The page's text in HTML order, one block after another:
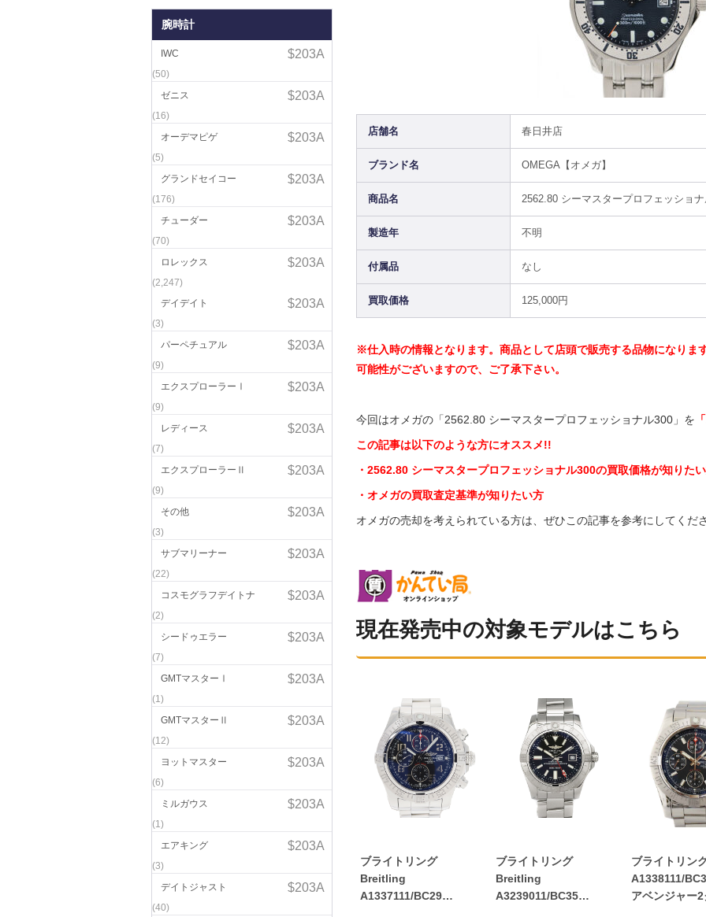
店舗名 春日井店
ブランド名 OMEGA【オメガ】
商品名 2562.80 シーマスタープロフェッショ
製造年 不明
付属品 なし
買取価格 125,000円
※仕入時の情報となります。商品として店頭で販売する品物になりま
可能性がございますので、ご了承下さい。
今回はオメガの「2562.80 シーマスタープロフェッショナル300」を
この記事は以下のような方にオススメ!!
・2562.80 シーマスタープロフェッショナル300の買取価格が知りた
・オメガの買取査定基準が知りたい方
オメガの売却を考えられている方は、ぜひこの記事を参考にしてくだ
現在発売中の対象モデルはこちら
ブライトリング
Breitling
A1337111/BC29
ブライトリング
Breitling
A3239011/BC35
ブライトリン
A1338111/
アベンジャー
腕時計
IWC
(50)
ゼニス
(16)
オーデマピゲ
(5)
グランドセイコー
(176)
チューダー
(70)
ロレックス
(2,247)
デイデイト
(3)
パーペチュアル
(9)
エクスプローラーⅠ
(9)
レディース
(7)
エクスプローラーⅡ
(9)
その他
(3)
サブマリーナー
(22)
コスモグラフデイトナ
(2)
シードゥエラー
(7)
GMTマスターⅠ
(1)
GMTマスターⅡ
(12)
ヨットマスター
(6)
ミルガウス
(1)
エアキング
(3)
デイトジャスト
(40)